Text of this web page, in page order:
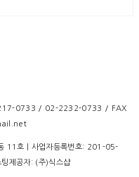
3217-0733 / 02-2232-0733 / FAX
11호 | 사업자등록번호: 201-05-
팅제공자: (주)식스샵